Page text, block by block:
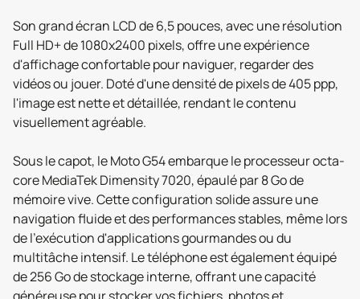
Son grand écran LCD de 6,5 pouces, avec une résolution
Full HD+ de 1080x2400 pixels, offre une expérience
d'affichage confortable pour naviguer, regarder des
vidéos ou jouer. Doté d'une densité de pixels de 405 ppp,
l'image est nette et détaillée, rendant le contenu
visuellement agréable.
Sous le capot, le Moto G54 embarque le processeur octa-
core MediaTek Dimensity 7020, épaulé par 8 Go de
mémoire vive. Cette configuration solide assure une
navigation fluide et des performances stables, même lors
de l'exécution d'applications gourmandes ou du
multitâche intensif. Le téléphone est également équipé
de 256 Go de stockage interne, offrant une capacité